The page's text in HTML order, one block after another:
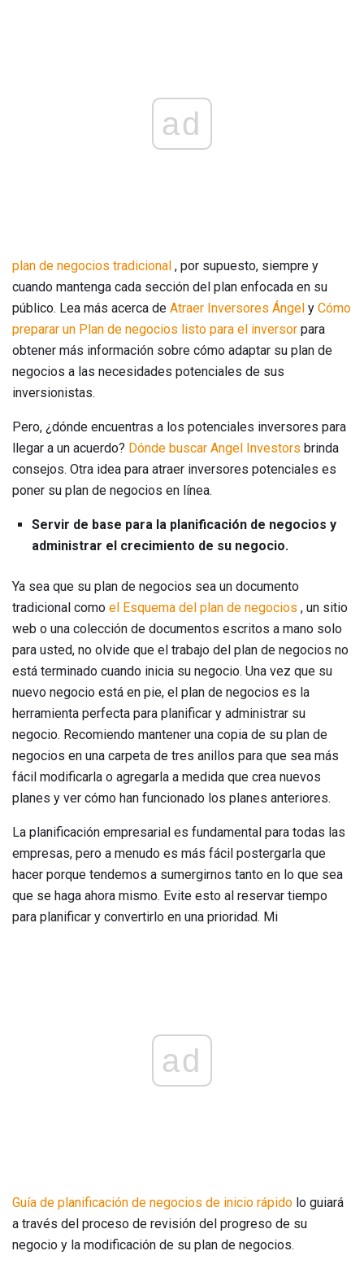
ad
plan de negocios tradicional , por supuesto, siempre y
cuando mantenga cada sección del plan enfocada en su
público. Lea más acerca de Atraer Inversores Ángel y Cómo
preparar un Plan de negocios listo para el inversor para
obtener más información sobre cómo adaptar su plan de
negocios a las necesidades potenciales de sus
inversionistas.
Pero, ¿dónde encuentras a los potenciales inversores para
llegar a un acuerdo? Dónde buscar Angel Investors brinda
consejos. Otra idea para atraer inversores potenciales es
poner su plan de negocios en línea.
Servir de base para la planificación de negocios y
administrar el crecimiento de su negocio.
Ya sea que su plan de negocios sea un documento
tradicional como el Esquema del plan de negocios , un sitio
web o una colección de documentos escritos a mano solo
para usted, no olvide que el trabajo del plan de negocios no
está terminado cuando inicia su negocio. Una vez que su
nuevo negocio está en pie, el plan de negocios es la
herramienta perfecta para planificar y administrar su
negocio. Recomiendo mantener una copia de su plan de
negocios en una carpeta de tres anillos para que sea más
fácil modificarla o agregarla a medida que crea nuevos
planes y ver cómo han funcionado los planes anteriores.
La planificación empresarial es fundamental para todas las
empresas, pero a menudo es más fácil postergarla que
hacer porque tendemos a sumergirnos tanto en lo que sea
que se haga ahora mismo. Evite esto al reservar tiempo
para planificar y convertirlo en una prioridad. Mi
ad
Guía de planificación de negocios de inicio rápido lo guiará
a través del proceso de revisión del progreso de su
negocio y la modificación de su plan de negocios.